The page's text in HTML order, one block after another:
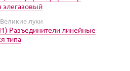
элегазовый
луки
Разъединители линейные
типа